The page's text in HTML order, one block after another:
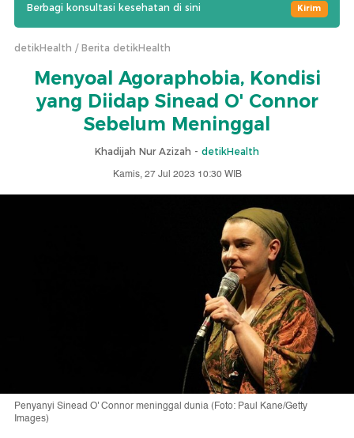
Berbagi konsultasi kesehatan di sini Kirim
detikHealth Berita detikHealth
Menyoal Agoraphobia, Kondisi
yang Diidap Sinead O' Connor
Sebelum Meninggal
Khadijah Nur Azizah - detikHealth
Kamis, 27 Jul 2023 10:30 WIB
Penyanyi Sinead O' Connor meninggal dunia (Foto: Paul Kane/Getty
Images)